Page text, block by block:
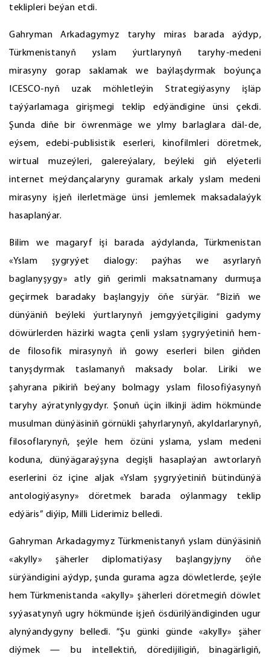
teklipleri beýan etdi.
Gahryman Arkadagymyz taryhy miras barada aýdyp,
Türkmenistanyň yslam ýurtlarynyň taryhy-medeni
mirasyny gorap saklamak we baýlaşdyrmak boýunça
ICESCO-nyň uzak möhletleýin Strategiýasyny işläp
taýýarlamaga girişmegi teklip edýändigine ünsi çekdi.
Şunda diňe bir öwrenmäge we ylmy barlaglara däl-de,
eýsem, edebi-publisistik eserleri, kinofilmleri döretmek,
wirtual muzeýleri, galereýalary, beýleki giň elýeterli
internet meýdançalaryny guramak arkaly yslam medeni
mirasyny işjeň ilerletmäge ünsi jemlemek maksadalaýyk
hasaplanýar.
Bilim we magaryf işi barada aýdylanda, Türkmenistan
«Yslam şygryýet dialogy: paýhas we asyrlaryň
baglanyşygy» atly giň gerimli maksatnamany durmuşa
geçirmek baradaky başlangyjy öňe sürýär. “Biziň we
dünýäniň beýleki ýurtlarynyň jemgyýetçiligini gadymy
döwürlerden häzirki wagta çenli yslam şygryýetiniň hem-
de filosofik mirasynyň iň gowy eserleri bilen giňden
tanyşdyrmak taslamanyň maksady bolar. Liriki we
şahyrana pikiriň beýany bolmagy yslam filosofiýasynyň
taryhy aýratynlygydyr. Şonuň üçin ilkinji ädim hökmünde
musulman dünýäsiniň görnükli şahyrlarynyň, akyldarlarynyň,
filosoflarynyň, şeýle hem özüni yslama, yslam medeni
koduna, dünýägaraýşyna degişli hasaplaýan awtorlaryň
eserlerini öz içine aljak «Yslam şygryýetiniň bütindünýä
antologiýasyny» döretmek barada oýlanmagy teklip
edýäris” diýip, Milli Liderimiz belledi.
Gahryman Arkadagymyz Türkmenistanyň yslam dünýäsiniň
«akylly» şäherler diplomatiýasy başlangyjyny öňe
sürýändigini aýdyp, şunda gurama agza döwletlerde, şeýle
hem Türkmenistanda «akylly» şäherleri döretmegiň döwlet
syýasatynyň ugry hökmünde işjeň ösdürilýändiginden ugur
alynýandygyny belledi. “Şu günki günde «akylly» şäher
diýmek — bu intellektiň, döredijiligiň, binagärligiň,